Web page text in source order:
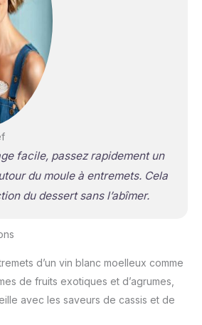
facile, passez rapidement un
du moule à entremets. Cela
du dessert sans l’abîmer.
d’un vin blanc moelleux comme
de fruits exotiques et d’agrumes,
avec les saveurs de cassis et de